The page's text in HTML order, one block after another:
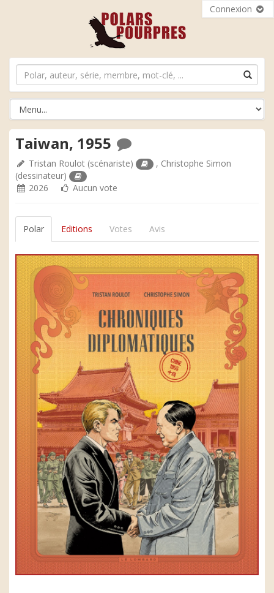
Connexion
Taiwan, 1955
Tristan Roulot (scénariste) , Christophe Simon
(dessinateur)
2026
Aucun vote
Polar Editions Votes Avis